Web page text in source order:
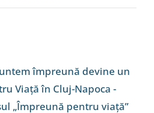
împreună devine un
Viață în Cluj-Napoca -
„Împreună pentru viață”